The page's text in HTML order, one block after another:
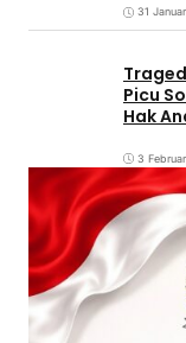
31
Picu
Hak
3